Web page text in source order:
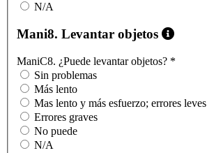
N/A
Mani8. Levantar objetos
ManiC8. ¿Puede levantar objetos? *
Sin problemas
Más lento
Mas lento y más esfuerzo; errores leves
Errores graves
No puede
N/A